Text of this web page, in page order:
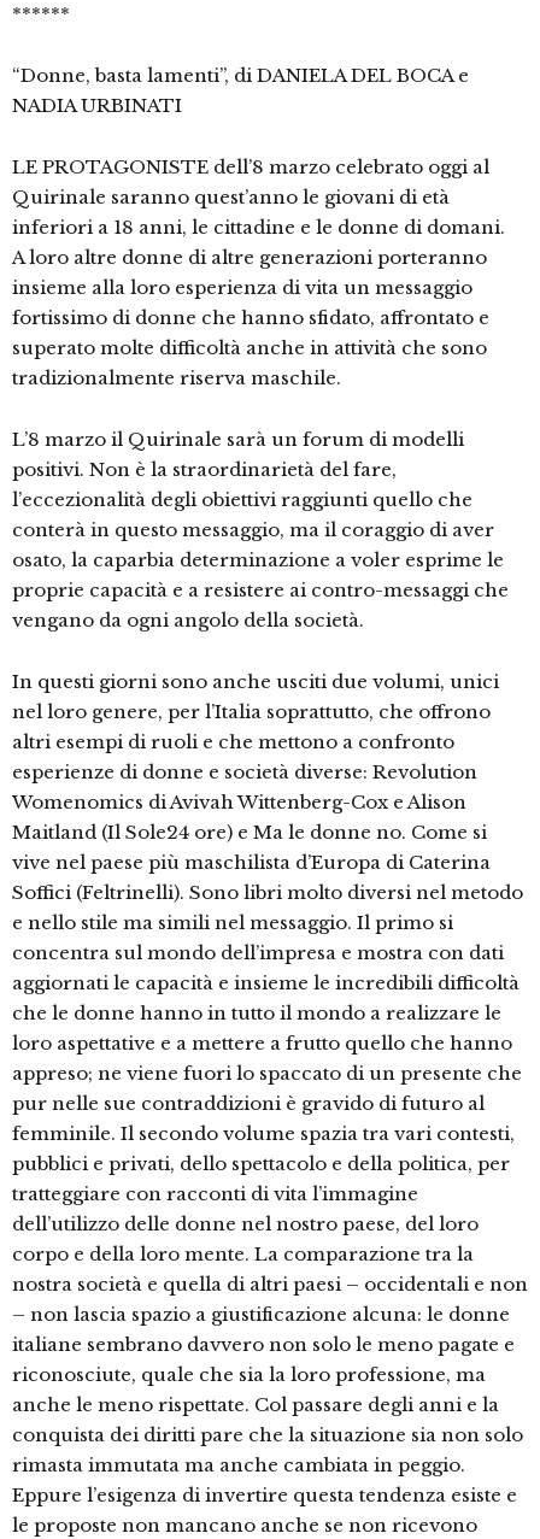
******
“Donne, basta lamenti”, di DANIELA DEL BOCA e
NADIA URBINATI
LE PROTAGONISTE dell’8 marzo celebrato oggi al
Quirinale saranno quest’anno le giovani di età
inferiori a 18 anni, le cittadine e le donne di domani.
A loro altre donne di altre generazioni porteranno
insieme alla loro esperienza di vita un messaggio
fortissimo di donne che hanno sfidato, affrontato e
superato molte difficoltà anche in attività che sono
tradizionalmente riserva maschile.
L’8 marzo il Quirinale sarà un forum di modelli
positivi. Non è la straordinarietà del fare,
l’eccezionalità degli obiettivi raggiunti quello che
conterà in questo messaggio, ma il coraggio di aver
osato, la caparbia determinazione a voler esprime le
proprie capacità e a resistere ai contro-messaggi che
vengano da ogni angolo della società.
In questi giorni sono anche usciti due volumi, unici
nel loro genere, per l’Italia soprattutto, che offrono
altri esempi di ruoli e che mettono a confronto
esperienze di donne e società diverse: Revolution
Womenomics di Avivah Wittenberg-Cox e Alison
Maitland (Il Sole24 ore) e Ma le donne no. Come si
vive nel paese più maschilista d’Europa di Caterina
Soffici (Feltrinelli). Sono libri molto diversi nel metodo
e nello stile ma simili nel messaggio. Il primo si
concentra sul mondo dell’impresa e mostra con dati
aggiornati le capacità e insieme le incredibili difficoltà
che le donne hanno in tutto il mondo a realizzare le
loro aspettative e a mettere a frutto quello che hanno
appreso; ne viene fuori lo spaccato di un presente che
pur nelle sue contraddizioni è gravido di futuro al
femminile. Il secondo volume spazia tra vari contesti,
pubblici e privati, dello spettacolo e della politica, per
tratteggiare con racconti di vita l’immagine
dell’utilizzo delle donne nel nostro paese, del loro
corpo e della loro mente. La comparazione tra la
nostra società e quella di altri paesi – occidentali e non
– non lascia spazio a giustificazione alcuna: le donne
italiane sembrano davvero non solo le meno pagate e
riconosciute, quale che sia la loro professione, ma
anche le meno rispettate. Col passare degli anni e la
conquista dei diritti pare che la situazione sia non solo
rimasta immutata ma anche cambiata in peggio.
Eppure l’esigenza di invertire questa tendenza esiste e
le proposte non mancano anche se non ricevono